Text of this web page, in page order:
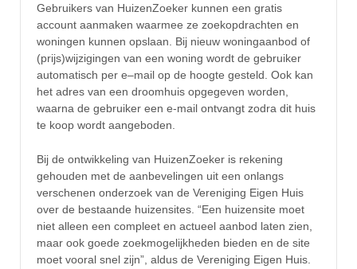
Gebruikers van HuizenZoeker kunnen een gratis
account aanmaken waarmee ze zoekopdrachten en
woningen kunnen opslaan. Bij nieuw woningaanbod of
(prijs)wijzigingen van een woning wordt de gebruiker
automatisch per e–mail op de hoogte gesteld. Ook kan
het adres van een droomhuis opgegeven worden,
waarna de gebruiker een e-mail ontvangt zodra dit huis
te koop wordt aangeboden.
Bij de ontwikkeling van HuizenZoeker is rekening
gehouden met de aanbevelingen uit een onlangs
verschenen onderzoek van de Vereniging Eigen Huis
over de bestaande huizensites. “Een huizensite moet
niet alleen een compleet en actueel aanbod laten zien,
maar ook goede zoekmogelijkheden bieden en de site
moet vooral snel zijn”, aldus de Vereniging Eigen Huis.